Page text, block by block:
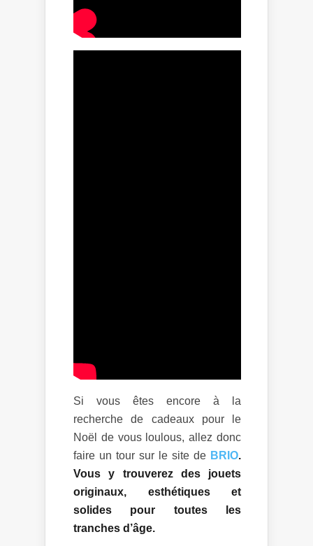
Si vous êtes encore à la
recherche de cadeaux pour le
Noël de vous loulous, allez donc
faire un tour sur le site de BRIO.
Vous y trouverez des jouets
originaux, esthétiques et
solides pour toutes les
tranches d’âge.